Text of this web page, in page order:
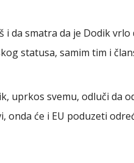
i da smatra da je Dodik
statusa, samim tim i
uprkos svemu, odluči da
onda će i EU poduzeti